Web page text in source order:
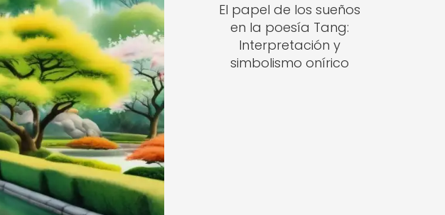
El papel de los sueños
en la poesía Tang:
Interpretación y
simbolismo onírico